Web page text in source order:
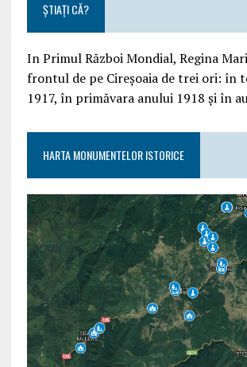
ȘTIAȚI CĂ?
In Primul Război Mondial, Regina
frontul de pe Cireșoaia de trei ori: în
1917, în primăvara anului 1918 și în
HARTA MONUMENTELOR ISTORICE